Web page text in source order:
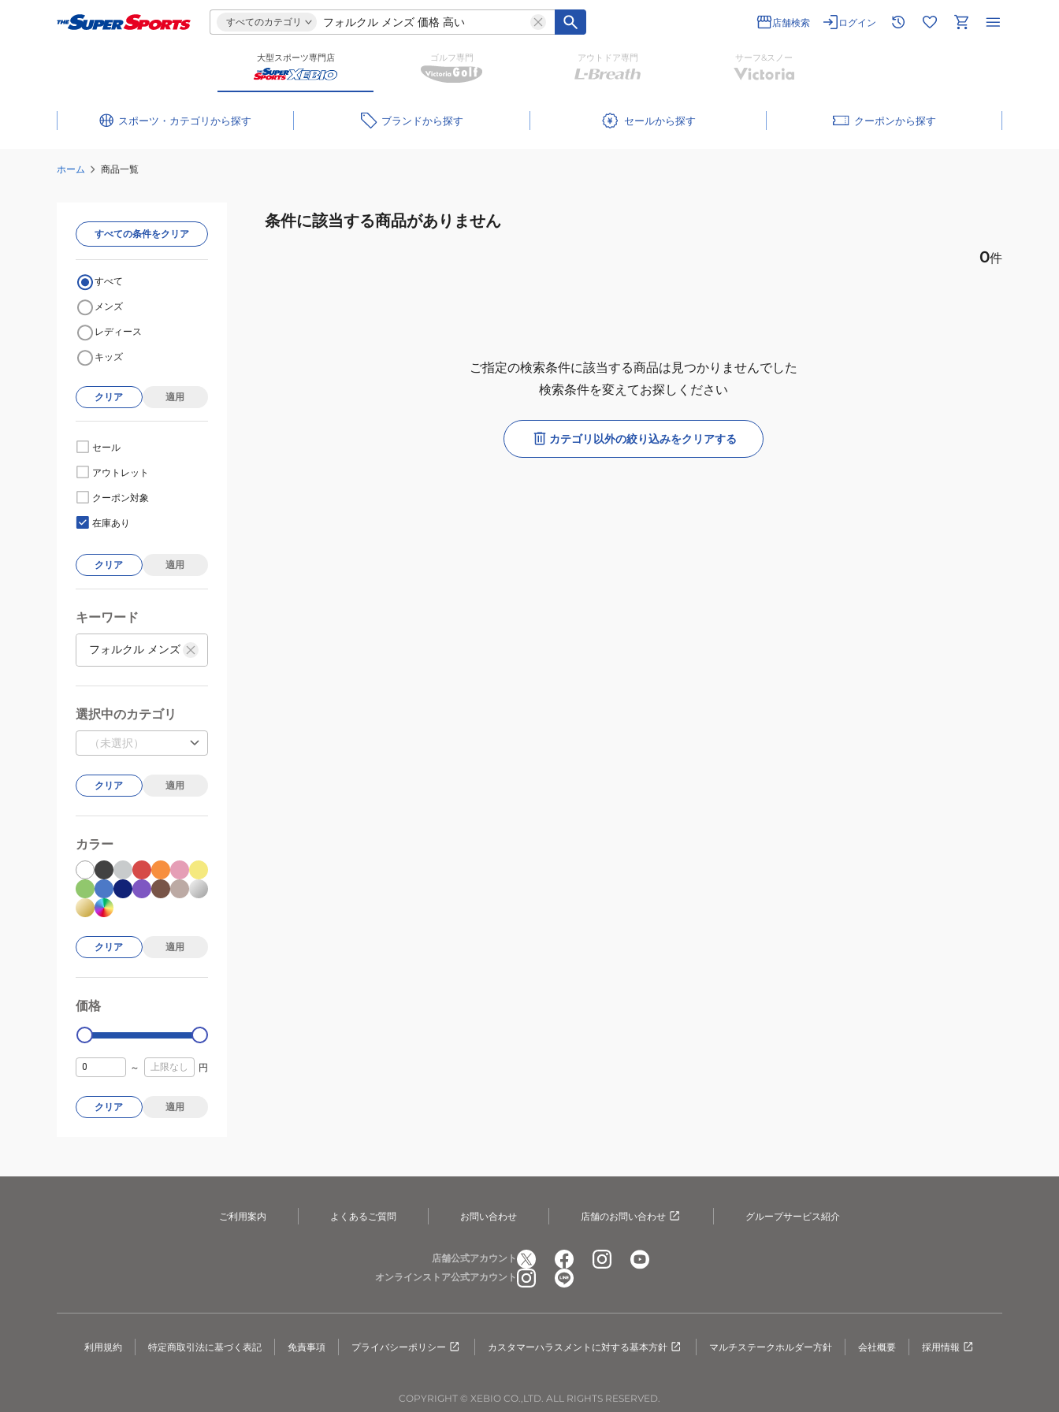
すべてのカテゴリ 店舗検索 ログイン
大型スポーツ専門店 ゴルフ専門 アウトドア専門 サーフ&スノー
スポーツ・カテゴリ ブランド セール クーポン
ホーム 商品一覧
条件に該当する商品がありません
0件
ご指定の検索条件に該当する商品は見つかりませんでした
検索条件を変えてお探しください
カテゴリ以外の絞り込みをクリアする
すべての条件をクリア
すべて
メンズ
レディース
キッズ
クリア 適用
セール
アウトレット
クーポン対象
在庫あり
クリア 適用
キーワード
選択中のカテゴリ
（未選択）
クリア 適用
カラー
クリア 適用
価格
0
～ 円
クリア 適用
ご利用案内 よくあるご質問 お問い合わせ 店舗のお問い合わせ グループサービス紹介
店舗公式アカウント
オンラインストア公式アカウント
利用規約 特定商取引法に基づく表記 免責事項 プライバシーポリシー カスタマーハラスメントに対する基本方針 マルチステークホルダー方針 会社概要 採用情報
COPYRIGHT © XEBIO CO.,LTD. ALL RIGHTS RESERVED.